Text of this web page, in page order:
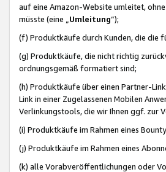
auf eine Amazon-Website umleitet,
müsste (eine „ Umleitung“);
(f) Produktkäufe durch Kunden, die die
(g) Produktkäufe, die nicht richtig
ordnungsgemäß formatiert sind;
(h) Produktkäufe über einen Partner-
Link in einer Zugelassenen Mobilen
Verlinkungstools, die wir Ihnen ggf. zur
(i) Produktkäufe im Rahmen eines
(j) Produktkäufe im Rahmen eines
(k) alle Vorabveröffentlichungen oder